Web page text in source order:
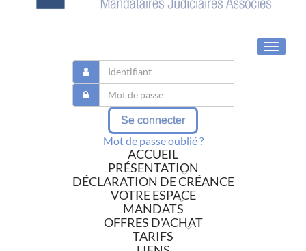
Toggle
Se connecter
Mot de passe oublié ?
ACCUEIL
PRÉSENTATION
DÉCLARATION DE CRÉANCE
VOTRE ESPACE
MANDATS
OFFRES D'ACHAT
TARIFS